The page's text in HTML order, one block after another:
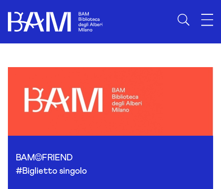
BAM
FRIEND
#Biglietto singolo